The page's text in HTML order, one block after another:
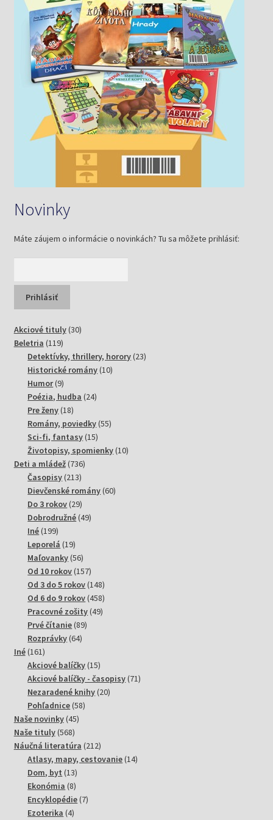
Novinky
Máte záujem o informácie o novinkách? Tu sa môžete prihlásiť:
Akciové tituly 3030
Beletria 119119
produktov
Detektívky, thrillery, horory 2323
Historické romány 1010
Humor 99
produktov
Poézia, hudba 2424
Pre ženy 1818
produktov
Romány, poviedky 5555
Sci-fi, fantasy 1515
produktov
Životopisy, spomienky 1010
Deti a mládež 736736
Časopisy 213213
produktov
Dievčenské romány 6060
Do 3 rokov 2929
produktov
Dobrodružné 4949
Iné 199199
produktov
Leporelá 1919
produktov
Maľovanky 5656
produktov
Od 10 rokov 157157
produktov
Od 3 do 5 rokov 148148
produktov
Od 6 do 9 rokov 458458
produktov
Pracovné zošity 4949
Prvé čítanie 8989
Rozprávky 6464
Iné 161161
produktov
Akciové balíčky 1515
produktov
Akciové balíčky - časopisy 7171
Nezaradené knihy 2020
Pohľadnice 5858
Naše novinky 4545
Naše tituly 568568
produktov
Náučná literatúra 212212
produktov
Atlasy, mapy, cestovanie 1414
Dom, byt 1313
produktov
Ekonómia 88
produktov
Encyklopédie 77
Ezoterika 44